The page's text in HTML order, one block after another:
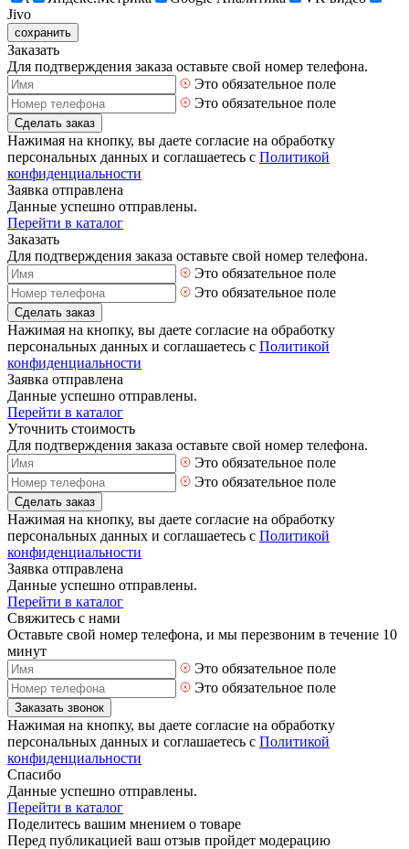
Jivo
сохранить
Заказать
Для подтверждения заказа оставьте свой номер телефона.
Это обязательное поле
Это обязательное поле
Сделать заказ
Нажимая на кнопку, вы даете согласие на обработку
персональных данных и соглашаетесь с Политикой
конфиденциальности
Заявка отправлена
Данные успешно отправлены.
Перейти в каталог
Заказать
Для подтверждения заказа оставьте свой номер телефона.
Это обязательное поле
Это обязательное поле
Сделать заказ
Нажимая на кнопку, вы даете согласие на обработку
персональных данных и соглашаетесь с Политикой
конфиденциальности
Заявка отправлена
Данные успешно отправлены.
Перейти в каталог
Уточнить стоимость
Для подтверждения заказа оставьте свой номер телефона.
Это обязательное поле
Это обязательное поле
Сделать заказ
Нажимая на кнопку, вы даете согласие на обработку
персональных данных и соглашаетесь с Политикой
конфиденциальности
Заявка отправлена
Данные успешно отправлены.
Перейти в каталог
Свяжитесь с нами
Оставьте свой номер телефона, и мы перезвоним в течение 10
минут
Это обязательное поле
Это обязательное поле
Заказать звонок
Нажимая на кнопку, вы даете согласие на обработку
персональных данных и соглашаетесь с Политикой
конфиденциальности
Спасибо
Данные успешно отправлены.
Перейти в каталог
Поделитесь вашим мнением о товаре
Перед публикацией ваш отзыв пройдет модерацию